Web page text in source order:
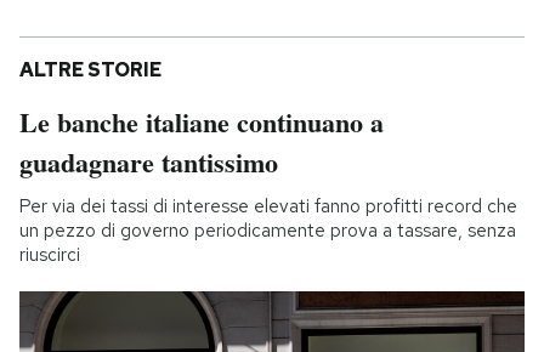
ALTRE STORIE
Le banche italiane continuano a
guadagnare tantissimo
Per via dei tassi di interesse elevati fanno profitti record che
un pezzo di governo periodicamente prova a tassare, senza
riuscirci